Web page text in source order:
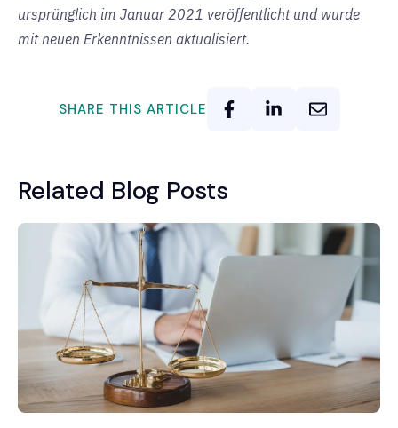
ursprünglich im Januar 2021 veröffentlicht und wurde
mit neuen Erkenntnissen aktualisiert.
SHARE THIS ARTICLE
Related Blog Posts